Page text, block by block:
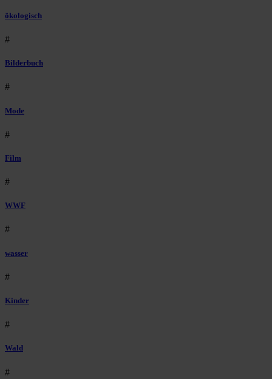
ökologisch
#
Bilderbuch
#
Mode
#
Film
#
WWF
#
wasser
#
Kinder
#
Wald
#